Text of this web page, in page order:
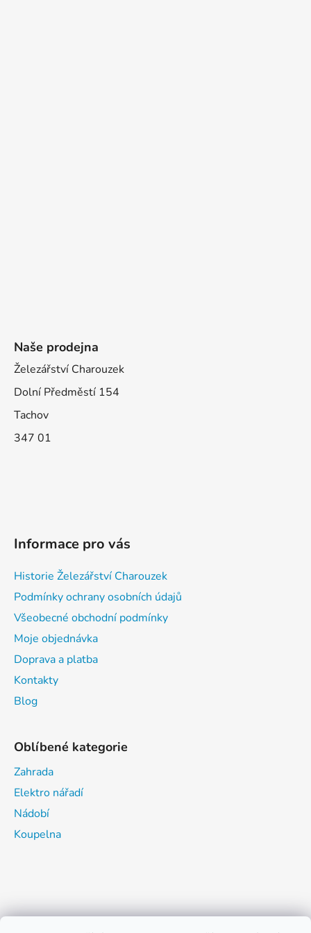
Naše prodejna
Železářství Charouzek
Dolní Předměstí 154
Tachov
347 01
Informace pro vás
Historie Železářství Charouzek
Podmínky ochrany osobních údajů
Všeobecné obchodní podmínky
Moje objednávka
Doprava a platba
Kontakty
Blog
Oblíbené kategorie
Zahrada
Elektro nářadí
Nádobí
Koupelna